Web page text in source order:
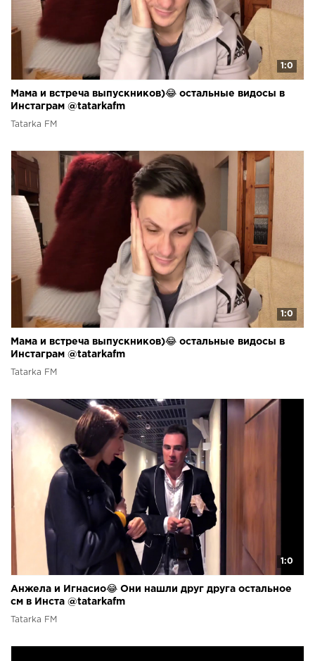
1:0
Мама и встреча выпускников)😂 остальные видосы в
Инстаграм @tatarkafm
Tatarka FM
1:0
Мама и встреча выпускников)😂 остальные видосы в
Инстаграм @tatarkafm
Tatarka FM
1:0
Анжела и Игнасио😂 Они нашли друг друга остальное
см в Инста @tatarkafm
Tatarka FM